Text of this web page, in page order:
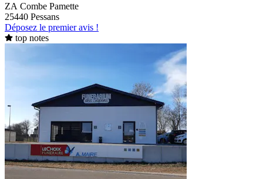
ZA Combe Pamette
25440 Pessans
Déposez le premier avis !
top notes